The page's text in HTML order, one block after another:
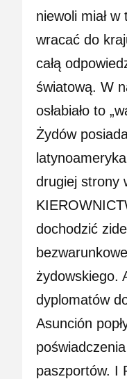
niewoli miał
wracać do
całą
światową. W
osłabiało to
Żydów
drugiej strony
dochodzić
żydowskiego.
dyplomatów
Asunción
paszportów. I